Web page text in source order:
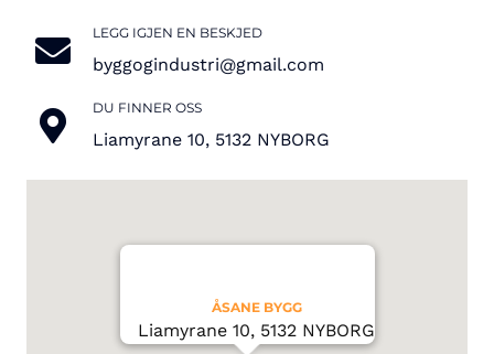
LEGG IGJEN EN BESKJED
byggogindustri@gmail.com
DU FINNER OSS
Liamyrane 10, 5132 NYBORG
ÅSANE BYGG
Liamyrane 10, 5132 NYBORG